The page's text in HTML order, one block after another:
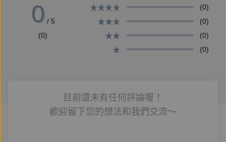
「親愛的兄弟，你在等我嗎？」
「不，我只是在守護永恆的童年。」
年？我一無所知，但我永遠記得你――我的雙胞胎兄
0 / 5
(0)
(0)
(0)
(0)
(0)
目前還未有任何評論喔！
歡迎留下您的想法和我們交流～